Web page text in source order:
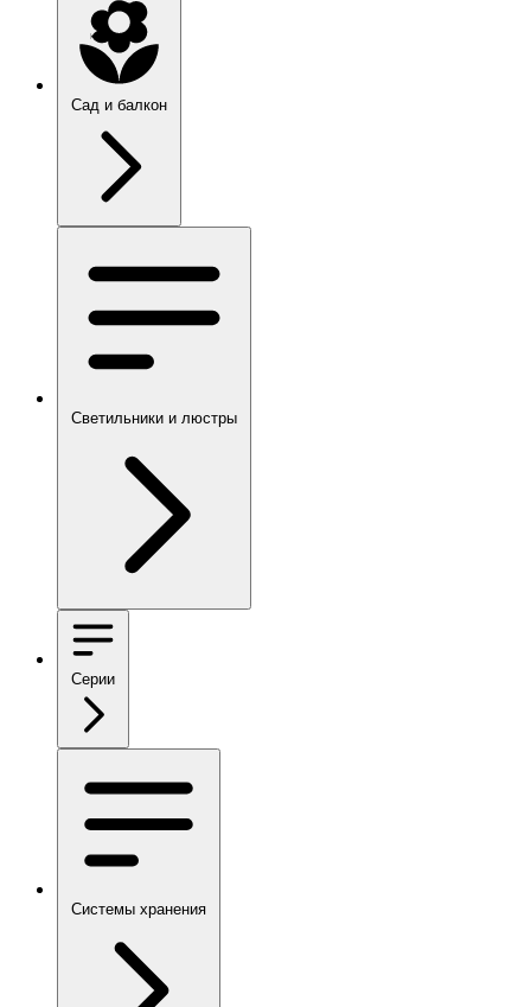
Сад и балкон
Светильники и люстры
Серии
Системы хранения